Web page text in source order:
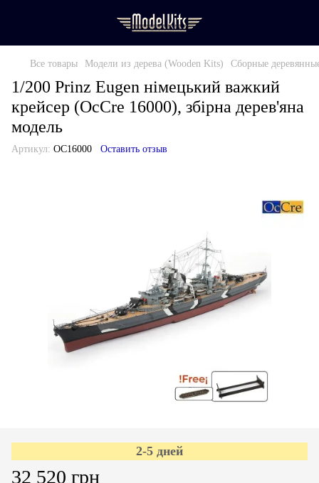
Все товары Модели из дерева (Wooden Kits) Сборные
1/200 Prinz Eugen німецький важкий
крейсер (OcCre 16000), збірна дерев'яна
модель
Артикул: OC16000 Оставить отзыв
2-5 дней
32 520 грн